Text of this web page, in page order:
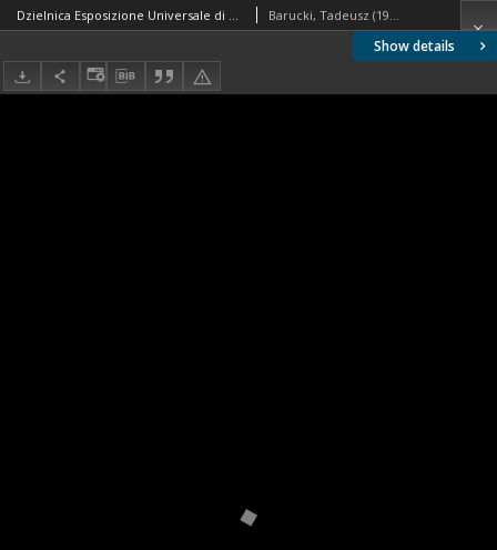
Show details
Dzielnica Esposizione Universale di Roma, Pałac Sportu, wnętrze, fragment widowni i kopuły, Rzym, Włochy Barucki, Tadeusz (1922- ). Fotograf